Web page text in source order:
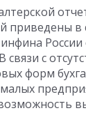
приведены в
России
В связи с
форм